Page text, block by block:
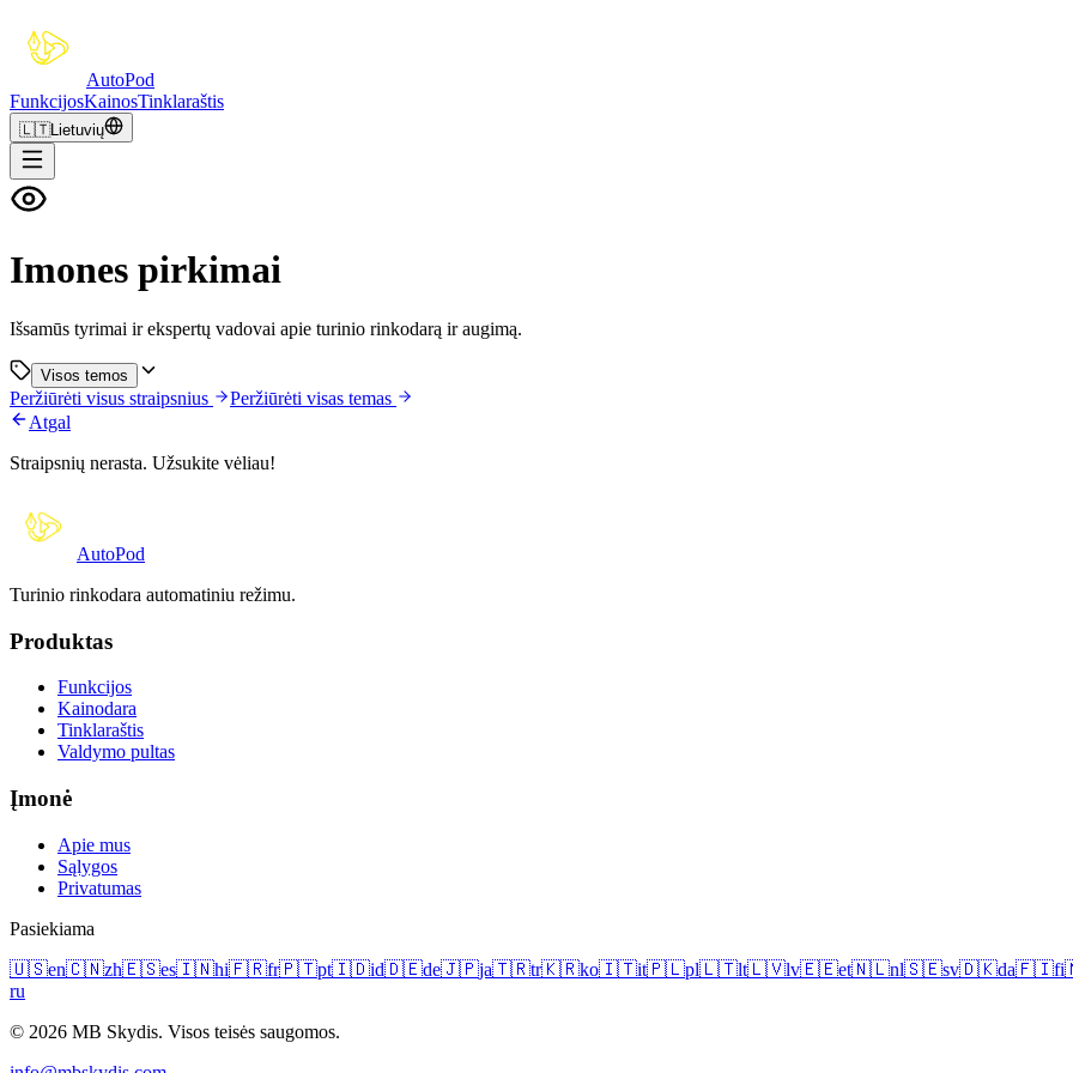
AutoPod
FunkcijosKainosTinklaraštis
🇱🇹Lietuvių
Imones pirkimai
Išsamūs tyrimai ir ekspertų vadovai apie turinio rinkodarą ir augimą.
Visos temos
Peržiūrėti visus straipsnius
Peržiūrėti visas temas
Atgal
Straipsnių nerasta. Užsukite vėliau!
AutoPod
Turinio rinkodara automatiniu režimu.
Produktas
Funkcijos
Kainodara
Tinklaraštis
Valdymo pultas
Įmonė
Apie mus
Sąlygos
Privatumas
Pasiekiama
🇺🇸en🇨🇳zh🇪🇸es🇮🇳hi🇫🇷fr🇵🇹pt🇮🇩id🇩🇪de🇯🇵ja🇹🇷tr🇰🇷ko🇮🇹it🇵🇱pl🇱🇹lt🇱🇻lv🇪🇪et🇳🇱nl🇸🇪sv🇩🇰da🇫🇮fi
ru
© 2026 MB Skydis. Visos teisės saugomos.